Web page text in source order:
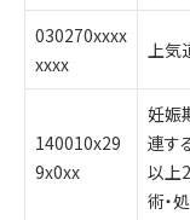
030270xxxx
xxxx
上気
140010x29
9x0xx
妊娠
連す
以上
術・